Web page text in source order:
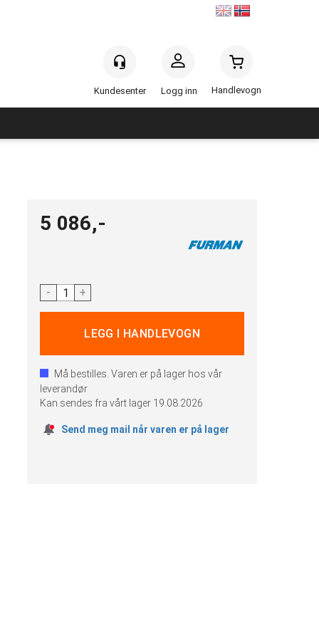
Logg inn Handlevogn
5 086,-
- +
Må bestilles. Varen er på lager hos vår
leverandør
Kan sendes fra vårt lager 19.08.2026
Send meg mail når varen er på lager